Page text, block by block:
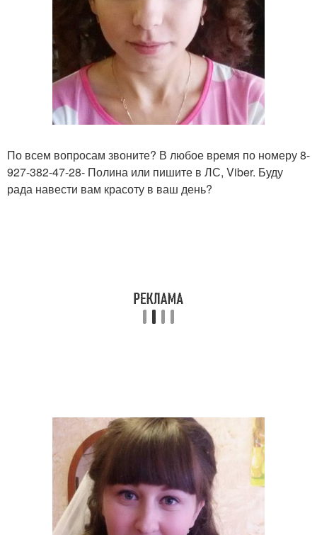
По всем вопросам звоните? В любое время по номеру 8-
927-382-47-28- Полина или пишите в ЛС, Viber. Буду
рада навести вам красоту в ваш день?